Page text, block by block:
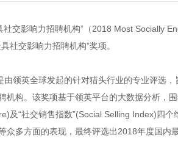
社交影响力招聘机构”（2018 Most Socially
社交影响力招聘机构”奖项。
由领英全球发起的针对猎头行业的专业评选
机构。该奖项基于领英平台的大数据分析，
及“社交销售指数”(Social Selling Index)四
众多方面的表现，最终评选出2018年度国内